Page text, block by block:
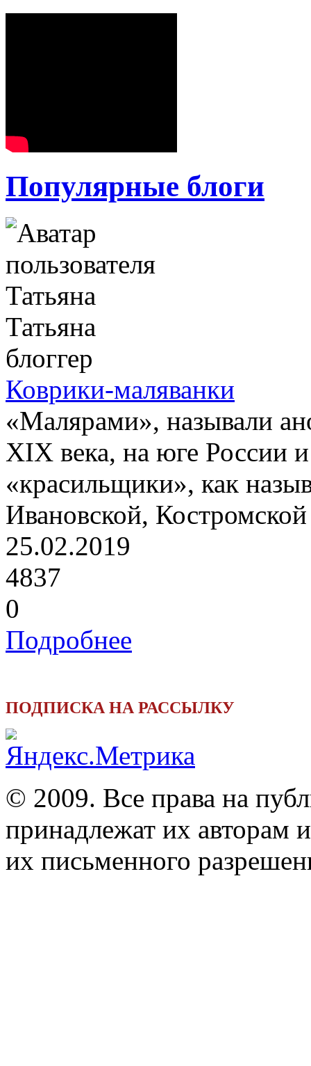
Популярные блоги
Татьяна
блоггер
Коврики-маляванки
«Малярами», называли
XIX века, на юге России
«красильщики», как
Ивановской,
25.02.2019
4837
0
Подробнее
ПОДПИСКА НА РАССЫЛКУ
© 2009. Все права на
принадлежат их авторам
их письменного